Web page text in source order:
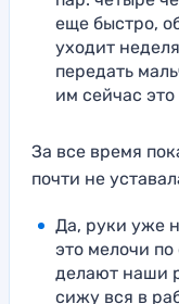
еще быстро,
уходит
передать
им сейчас
За все время
почти не
Да, руки уже
это мелочи
делают наши
сижу вся в